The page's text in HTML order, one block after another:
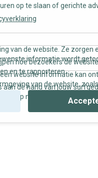
op te slaan of gerichte
van de website. Ze zorgen
informatie wordt
hoe bezoekers de
en te rapporteren.
website informatie kan
van de website,
aan de hand van jouw
en op maat gemaakte